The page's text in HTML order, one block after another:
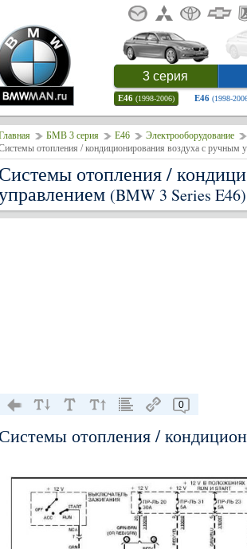
3 серия
E46 (1998-2006) E46 (1998-
БМВ 3 серия E46 Электрооборудование
отопления / кондиционирования воздуха с ручным
Системы отопления /
(BMW 3 Series E46)
0
Системы отопления /